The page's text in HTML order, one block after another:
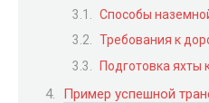
Способы
Требования к
Подготовка яхты
Пример успешной